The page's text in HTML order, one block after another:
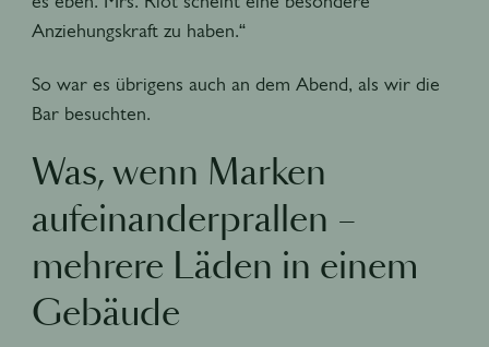
Anziehungskraft zu haben.“
So war es übrigens auch an dem Abend, als wir die
Bar besuchten.
Was, wenn Marken
aufeinanderprallen –
mehrere Läden in einem
Gebäude